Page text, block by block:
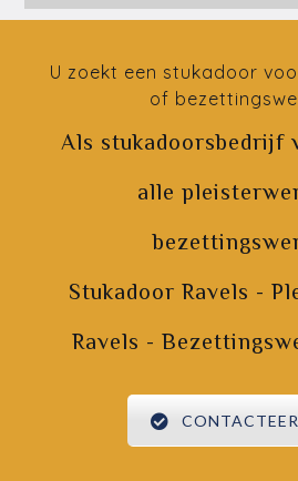
U zoekt een stukadoor
of
Als stukadoorsbedrijf
alle
Stukadoor Ravels -
Ravels -